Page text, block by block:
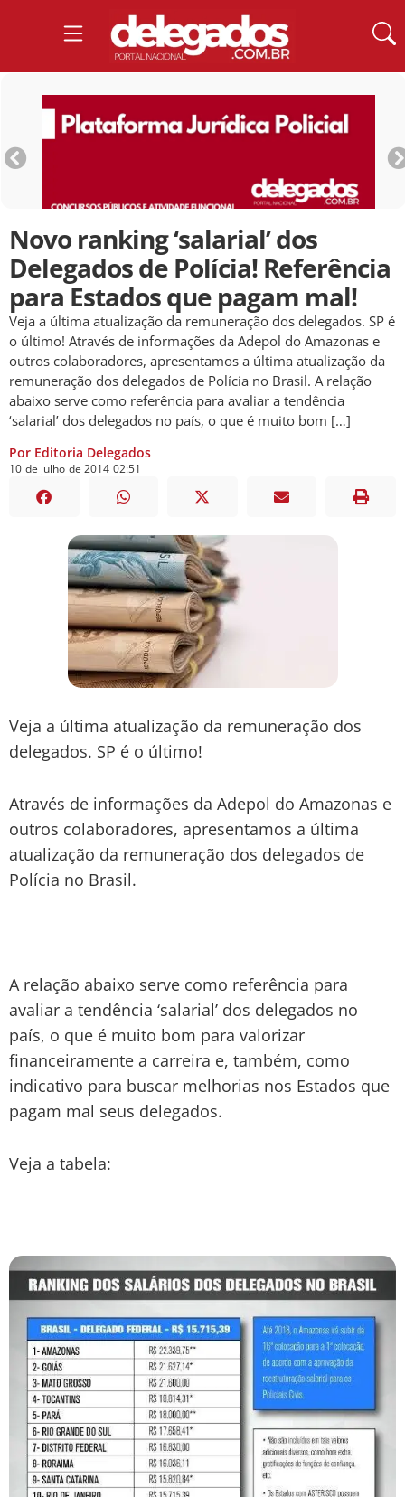
Novo ranking ‘salarial’ dos
Delegados de Polícia! Referência
para Estados que pagam mal!
Veja a última atualização da remuneração dos delegados. SP é
o último! Através de informações da Adepol do Amazonas e
outros colaboradores, apresentamos a última atualização da
remuneração dos delegados de Polícia no Brasil. A relação
abaixo serve como referência para avaliar a tendência
‘salarial’ dos delegados no país, o que é muito bom […]
Por Editoria Delegados
10 de julho de 2014 02:51
Veja a última atualização da remuneração dos
delegados. SP é o último!
Através de informações da Adepol do Amazonas e
outros colaboradores, apresentamos a última
atualização da remuneração dos delegados de
Polícia no Brasil.
A relação abaixo serve como referência para
avaliar a tendência ‘salarial’ dos delegados no
país, o que é muito bom para valorizar
financeiramente a carreira e, também, como
indicativo para buscar melhorias nos Estados que
pagam mal seus delegados.
Veja a tabela: